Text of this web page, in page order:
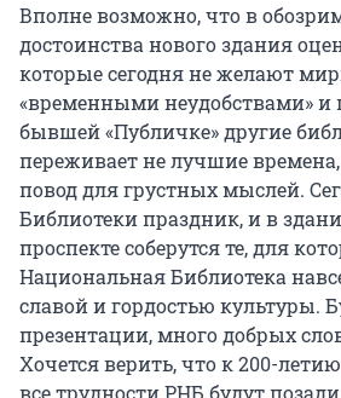
Вполне возможно, что в
достоинства нового здания
которые сегодня не желают
«временными неудобствами» и
бывшей «Публичке» другие
переживает не лучшие
повод для грустных мыслей.
Библиотеки праздник, и в
проспекте соберутся те, для
Национальная Библиотека
славой и гордостью культуры.
презентации, много добрых
Хочется верить, что к 200-
все трудности РНБ будут